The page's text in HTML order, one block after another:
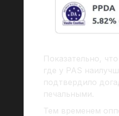
Показательно,
где у PAS
подтвердило
печальными.
Тем временем